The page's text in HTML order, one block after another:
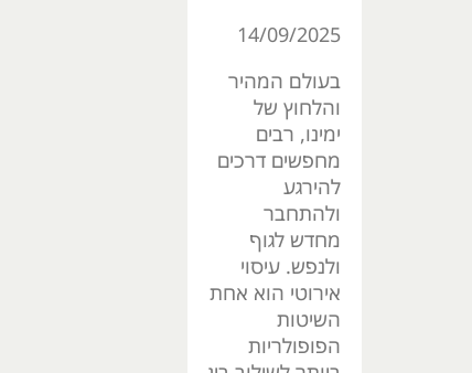
14/09/2025
בעולם המהיר
והלחוץ של
ימינו, רבים
מחפשים דרכים
להירגע
ולהתחבר
מחדש לגוף
ולנפש. עיסוי
אירוטי הוא אחת
השיטות
הפופולריות